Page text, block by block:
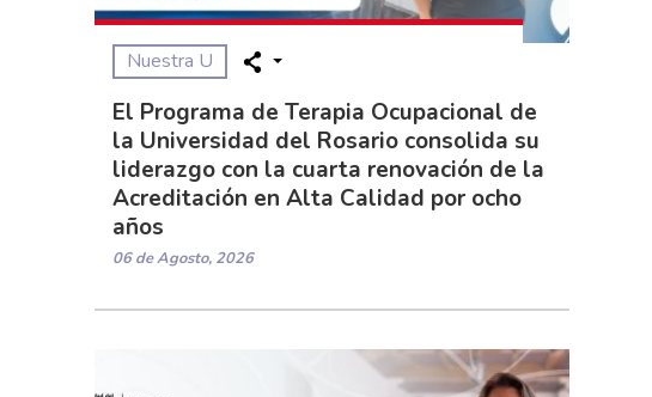
Nuestra U
El Programa de Terapia Ocupacional de
la Universidad del Rosario consolida su
liderazgo con la cuarta renovación de la
Acreditación en Alta Calidad por ocho
años
06 de Agosto, 2026